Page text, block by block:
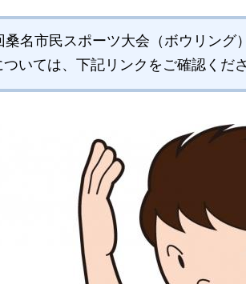
桑名市民スポーツ大会（ボウリング
ついては、下記リンクをご確認くだ